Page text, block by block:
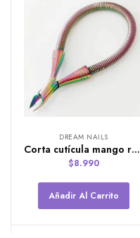
DREAM NAILS
Corta cutícula mango resorte Dream Nails
$8.990
Añadir Al Carrito